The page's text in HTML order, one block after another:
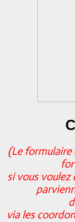
(Le
si vous voulez
via les